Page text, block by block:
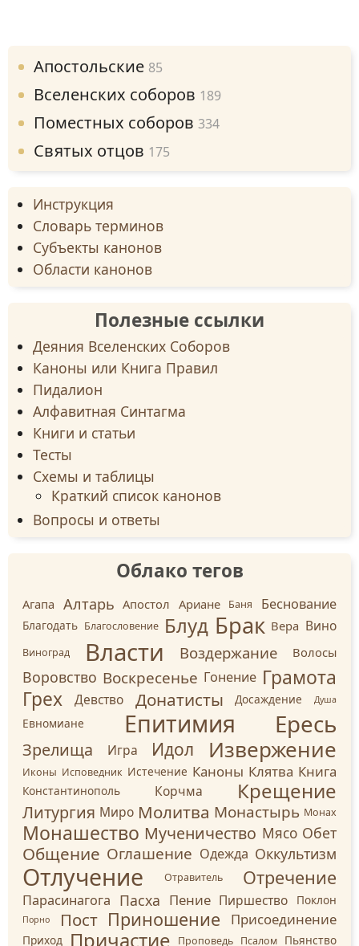
Апостольские 85
Вселенских соборов 189
Поместных соборов 334
Святых отцов 175
Инструкция
Словарь терминов
Субъекты канонов
Области канонов
Полезные ссылки
Деяния Вселенских Соборов
Каноны или Книга Правил
Пидалион
Алфавитная Синтагма
Книги и статьи
Тесты
Схемы и таблицы
Краткий список канонов
Вопросы и ответы
Облако тегов
Агапа Алтарь Апостол Ариане Баня Беснование
Благодать Благословение Блуд Брак Вера Вино
Виноград Власти Воздержание Волосы
Воровство Воскресенье Гонение Грамота
Грех Девство Донатисты Досаждение Душа
Евномиане Епитимия Ересь
Зрелища Игра Идол Извержение
Иконы Исповедник Истечение Каноны Клятва Книга
Константинополь Корчма Крещение
Литургия Миро Молитва Монастырь Монах
Монашество Мученичество Мясо Обет
Общение Оглашение Одежда Оккультизм
Отлучение Отравитель Отречение
Парасинагога Пасха Пение Пиршество Поклон
Порно Пост Приношение Присоединение
Приход Причастие Проповедь Псалом Пьянство